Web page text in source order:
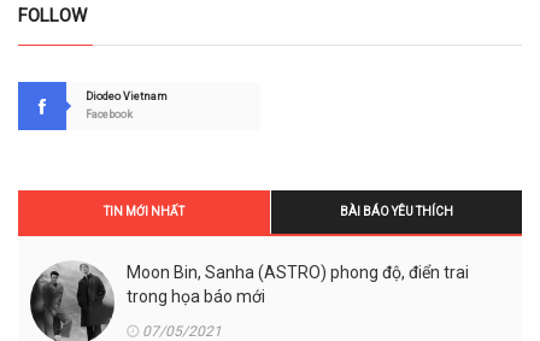
FOLLOW
Diodeo Vietnam
Facebook
TIN MỚI NHẤT BÀI BÁO YÊU THÍCH
Moon Bin, Sanha (ASTRO) phong độ, điển trai
trong họa báo mới
07/05/2021